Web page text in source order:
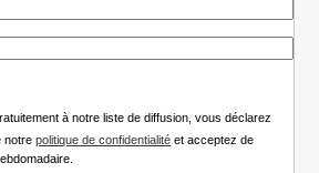
à notre liste de diffusion, vous déclarez
notrepolitique de confidentialité et acceptez de